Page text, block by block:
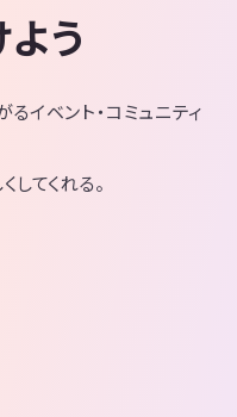
う
イベント・コミュニティ
てくれる。